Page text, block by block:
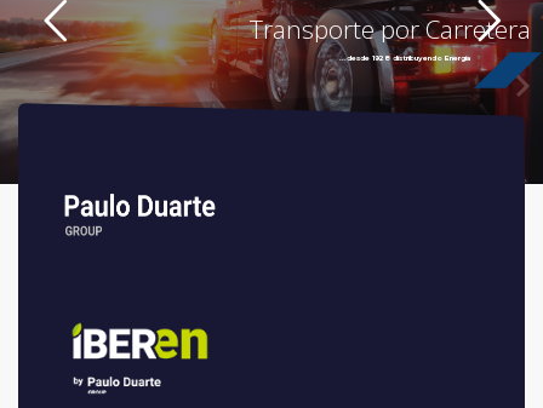
Transporte por Carretera
...desde 1928 distribuyendo Energía